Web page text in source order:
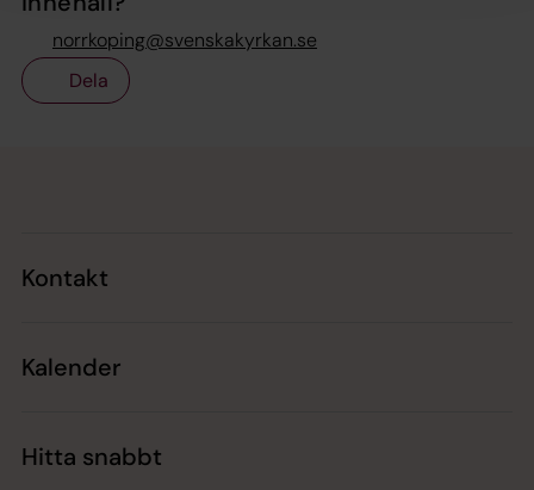
norrkoping@svenskakyrkan.se
Dela
Kontakt
Kalender
Hitta snabbt